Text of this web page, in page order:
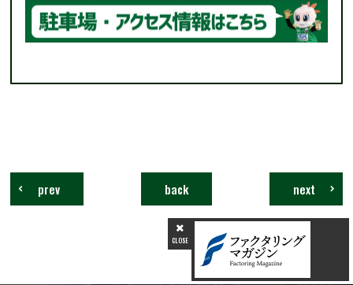
グリーンエンジェルズダンスパフォーマンス
next
back
prev
CLOSE